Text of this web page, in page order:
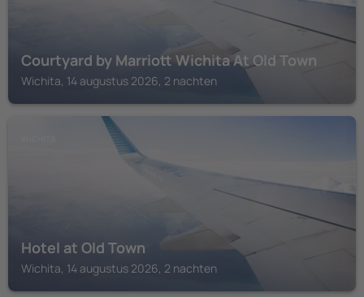
Courtyard by Marriott Wichita At Old Town
Wichita, 14 augustus 2026, 2 nachten
Hotel at Old Town
Wichita, 14 augustus 2026, 2 nachten